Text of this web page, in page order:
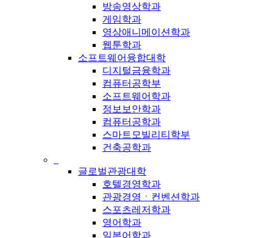
방송영상학과
게임학과
영상애니메이션학과
웹툰학과
소프트웨어융합대학
디지털금융학과
컴퓨터공학부
소프트웨어학과
정보보안학과
컴퓨터공학과
스마트모빌리티학부
건축공학과
글로벌관광대학
호텔경영학과
관광경영ㆍ컨벤션학과
스포츠레저학과
영어학과
일본어학과